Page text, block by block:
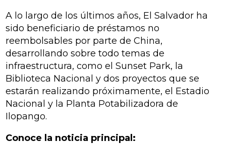
A lo largo de los últimos años, El Salvador ha
sido beneficiario de préstamos no
reembolsables por parte de China,
desarrollando sobre todo temas de
infraestructura, como el Sunset Park, la
Biblioteca Nacional y dos proyectos que se
estarán realizando próximamente, el Estadio
Nacional y la Planta Potabilizadora de
Ilopango.
Conoce la noticia principal: